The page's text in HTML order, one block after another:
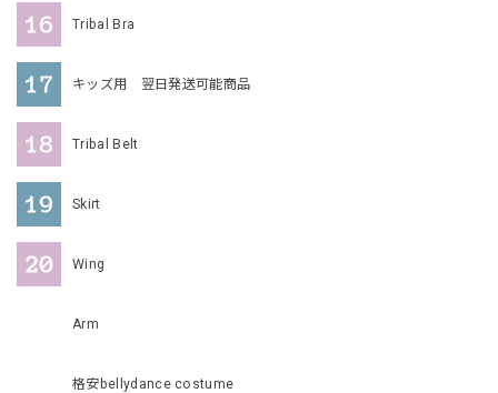
Tribal Bra
キッズ用 翌日発送可能商品
Tribal Belt
Skirt
Wing
Arm
格安bellydance costume